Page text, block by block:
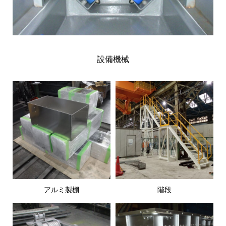
設備機械
アルミ製棚 階段